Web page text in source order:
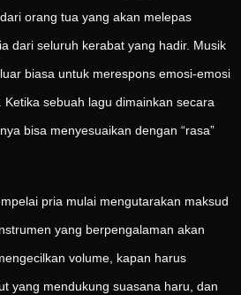
orang tua yang akan melepas
dari seluruh kerabat yang hadir. Musik
biasa untuk merespons emosi-emosi
sebuah lagu dimainkan secara
bisa menyesuaikan dengan “rasa”
pria mulai mengutarakan maksud
yang berpengalaman akan
volume, kapan harus
yang mendukung suasana haru, dan